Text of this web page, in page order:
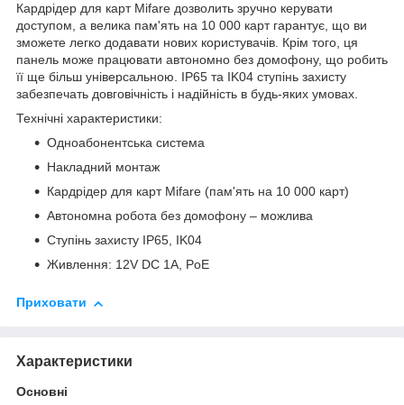
Кардрідер для карт Mifare дозволить зручно керувати
доступом, а велика пам'ять на 10 000 карт гарантує, що ви
зможете легко додавати нових користувачів. Крім того, ця
панель може працювати автономно без домофону, що робить
її ще більш універсальною. IP65 та IK04 ступінь захисту
забезпечать довговічність і надійність в будь-яких умовах.
Технічні характеристики:
Одноабонентська система
Накладний монтаж
Кардрідер для карт Mifare (пам'ять на 10 000 карт)
Автономна робота без домофону – можлива
Ступінь захисту IP65, IK04
Живлення: 12V DC 1A, PoE
Приховати
Характеристики
Основні